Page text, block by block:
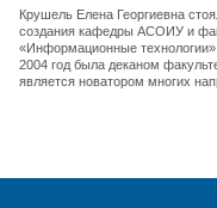
Крушель Елена Георгиевна
создания кафедры АСОИУ и
«Информационные
2004 год была деканом
является новатором многих